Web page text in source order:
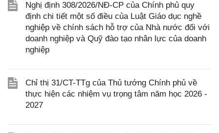
Nghị định 308/2026/NĐ-CP của Chính phủ quy
định chi tiết một số điều của Luật Giáo dục nghề
nghiệp về chính sách hỗ trợ của Nhà nước đối với
doanh nghiệp và Quỹ đào tạo nhân lực của doanh
nghiệp
Chỉ thị 31/CT-TTg của Thủ tướng Chính phủ về
thực hiện các nhiệm vụ trọng tâm năm học 2026 -
2027